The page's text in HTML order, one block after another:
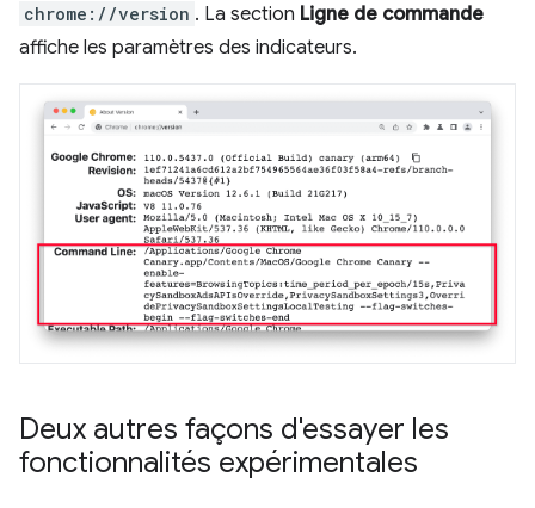
chrome://version . La section Ligne de commande
affiche les paramètres des indicateurs.
Deux autres façons d'essayer les
fonctionnalités expérimentales